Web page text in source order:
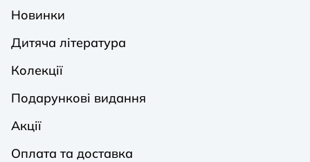
Новинки
Дитяча література
Колекції
Подарункові видання
Акції
Оплата та доставка